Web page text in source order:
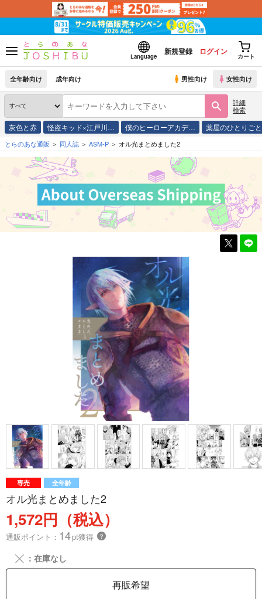
Language
新規登録 ログイン
カート
全年齢向け 成年向け 男性向け 女性向け
詳細
検索
灰色と赤 怪盗キッド×江戸川… 僕のヒーローアカデ… 薬屋のひとりごと
とらのあな通販 同人誌 ASM-P オル光まとめました2
専売 全年齢
オル光まとめました2
1,572円（税込）
通販ポイント： 14pt獲得 ？
╳ ：在庫なし
再販希望